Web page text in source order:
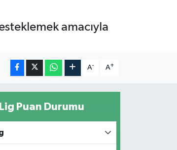
amacıyla
A- A+
Puan Durumu